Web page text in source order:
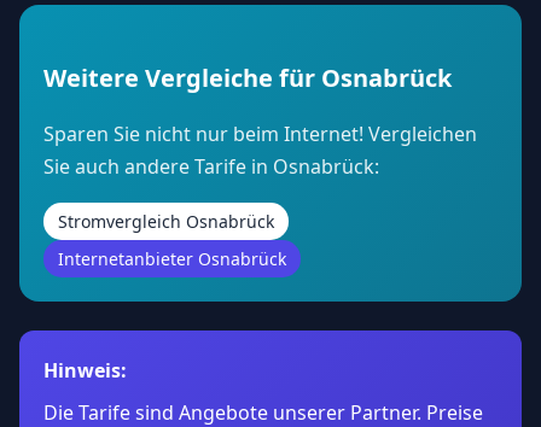
Weitere Vergleiche für Osnabrück
Sparen Sie nicht nur beim Internet! Vergleichen
Sie auch andere Tarife in Osnabrück:
Stromvergleich Osnabrück
Internetanbieter Osnabrück
Hinweis:
Die Tarife sind Angebote unserer Partner. Preise